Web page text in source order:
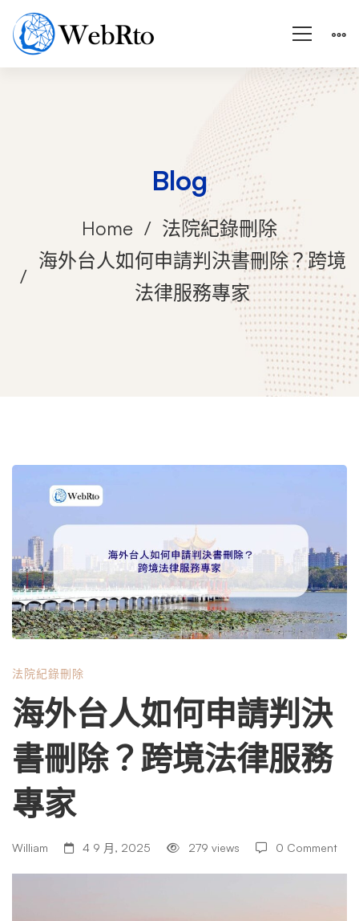
Blog
Home
法院紀錄刪除
海外台人如何申請判決書刪除？跨境
法律服務專家
海
外
台
人
如
何
申
請
法院紀錄刪除
海外台人如何申請判決
書刪除？跨境法律服務
專家
William 4 9 月, 2025 279 views 0 Comment